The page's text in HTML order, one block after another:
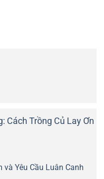
Cách Trồng Củ Lay Ơn
Yêu Cầu Luân Canh